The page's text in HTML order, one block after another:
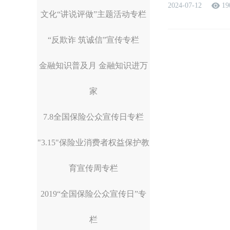
文化“讲说评做”主题活动专栏
“反欺诈 筑诚信”宣传专栏
金融知识普及月 金融知识进万
家
7.8全国保险公众宣传日专栏
"3.15"保险业消费者权益保护教
育宣传周专栏
2019“全国保险公众宣传日”专
栏
2024-07-12